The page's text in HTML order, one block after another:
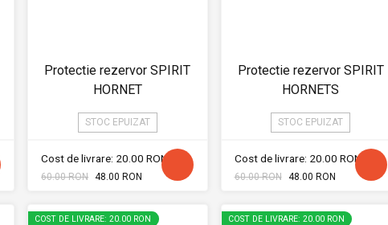
Protectie rezervor SPIRIT
HORNET
STOC EPUIZAT
Cost de livrare: 20.00 RON
60.00 RON 48.00 RON
Protectie rezervor SPIRIT
HORNETS
STOC EPUIZAT
Cost de livrare: 20.00 RON
60.00 RON 48.00 RON
COST DE LIVRARE: 20.00 RON
COST DE LIVRARE: 20.00 RON